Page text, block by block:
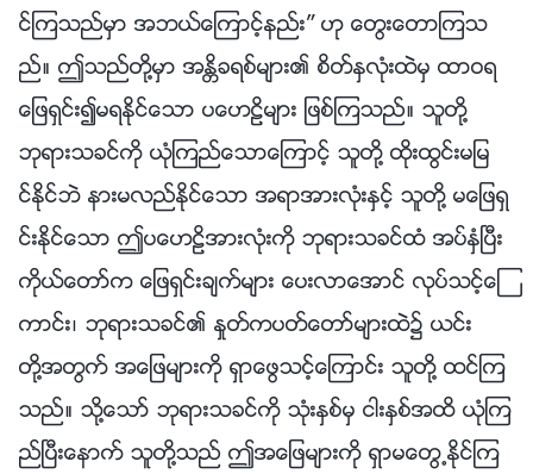
င္ၾကသည္မွာ အဘယ္ေၾကာင့္နည္း” ဟု ေတြးေတာၾကသ
ည္။ ဤသည္တို႔မွာ အႏၲိခရစ္မ်ား၏ စိတ္ႏွလုံးထဲမွ ထာဝရ
ေျဖရွင္း၍မရႏိုင္ေသာ ပေဟဠိမ်ား ျဖစ္ၾကသည္။ သူတို႔
ဘုရားသခင္ကို ယုံၾကည္ေသာေၾကာင့္ သူတို႔ ထိုးထြင္းမျမ
င္ႏိုင္ဘဲ နားမလည္ႏိုင္ေသာ အရာအားလုံးႏွင့္ သူတို႔ မေျဖရွ
င္းႏိုင္ေသာ ဤပေဟဠိအားလုံးကို ဘုရားသခင္ထံ အပ္ႏွံၿပီး
ကိုယ္ေတာ္က ေျဖရွင္းခ်က္မ်ား ေပးလာေအာင္ လုပ္သင့္ေၾ
ကာင္း၊ ဘုရားသခင္၏ ႏႈတ္ကပတ္ေတာ္မ်ားထဲ၌ ယင္း
တို႔အတြက္ အေျဖမ်ားကို ရွာေဖြသင့္ေၾကာင္း သူတို႔ ထင္ၾက
သည္။ သို႔ေသာ္ ဘုရားသခင္ကို သုံးႏွစ္မွ ငါးႏွစ္အထိ ယုံၾက
ည္ၿပီးေနာက္ သူတို႔သည္ ဤအေျဖမ်ားကို ရွာမေတြ႕ႏိုင္ၾက